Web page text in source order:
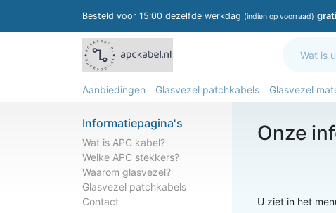
Besteld voor 15:00 dezelfde werkdag (indien op voorraad)
Aanbiedingen Glasvezel patchkabels Glasvezel
Informatiepagina's
Wat is APC kabel?
Welke APC stekkers?
Waarom glasvezel?
Glasvezel patchkabels
Contact
Onze
U ziet in het